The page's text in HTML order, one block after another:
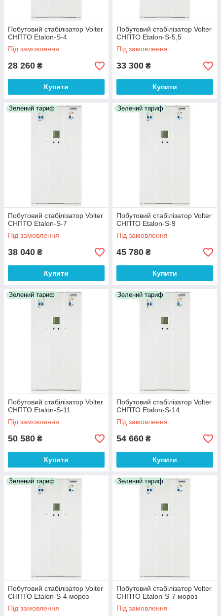
Побутовий стабілізатор Volter
СНПТО Etalon-S-4
Під замовлення
28 260 ₴
Купити
Побутовий стабілізатор Volter
СНПТО Etalon-S-5,5
Під замовлення
33 300 ₴
Купити
Зелений тариф
Побутовий стабілізатор Volter
СНПТО Etalon-S-7
Під замовлення
38 040 ₴
Купити
Зелений тариф
Побутовий стабілізатор Volter
СНПТО Etalon-S-9
Під замовлення
45 780 ₴
Купити
Зелений тариф
Побутовий стабілізатор Volter
СНПТО Etalon-S-11
Під замовлення
50 580 ₴
Купити
Зелений тариф
Побутовий стабілізатор Volter
СНПТО Etalon-S-14
Під замовлення
54 660 ₴
Купити
Зелений тариф
Побутовий стабілізатор Volter
СНПТО Etalon-S-4 мороз
Під замовлення
Зелений тариф
Побутовий стабілізатор Volter
СНПТО Etalon-S-7 мороз
Під замовлення